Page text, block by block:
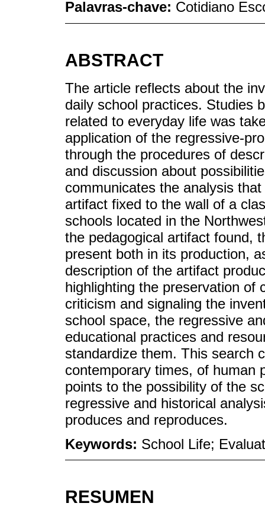
Palavras-chave: Cotidiano
ABSTRACT
The article reflects about the
daily school practices. Studies
related to everyday life was
application of the regressive-
through the procedures of
and discussion about
communicates the analysis
artifact fixed to the wall of a
schools located in the
the pedagogical artifact found,
present both in its production,
description of the artifact
highlighting the preservation of
criticism and signaling the
school space, the regressive
educational practices and
standardize them. This search
contemporary times, of human
points to the possibility of the
regressive and historical
produces and reproduces.
Keywords: School Life;
RESUMEN